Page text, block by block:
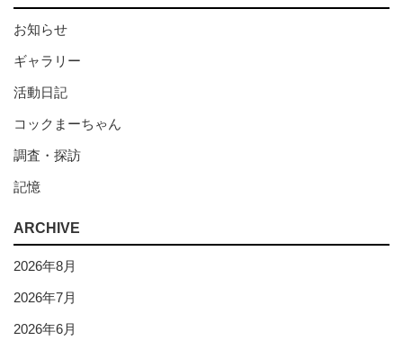
お知らせ
ギャラリー
活動日記
コックまーちゃん
調査・探訪
記憶
ARCHIVE
2026年8月
2026年7月
2026年6月